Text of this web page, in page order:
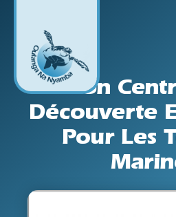
Un
Découverte
Pour Les